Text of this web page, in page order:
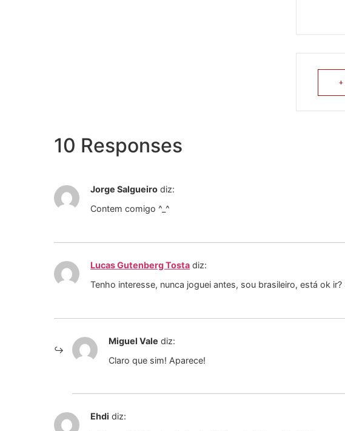
10 Responses
Jorge Salgueiro diz:
Contem comigo ^_^
Lucas Gutenberg Tosta diz:
Tenho interesse, nunca joguei antes, sou brasileiro, está ok
Miguel Vale diz:
Claro que sim! Aparece!
Ehdi diz: